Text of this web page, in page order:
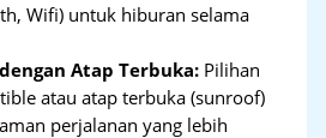
Wifi) untuk hiburan selama
Atap Terbuka: Pilihan
atau atap terbuka (sunroof)
perjalanan yang lebih